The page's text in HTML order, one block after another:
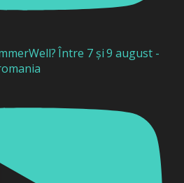
Între 7 și 9 august -